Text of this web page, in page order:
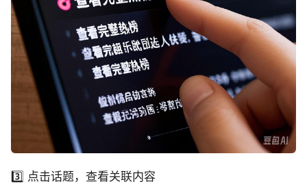
3️⃣ 点击话题，查看关联内容